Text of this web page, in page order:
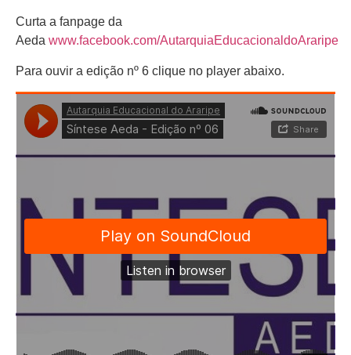
Curta a fanpage da
Aeda www.facebook.com/AutarquiaEducacionaldoAraripe
Para ouvir a edição nº 6 clique no player abaixo.